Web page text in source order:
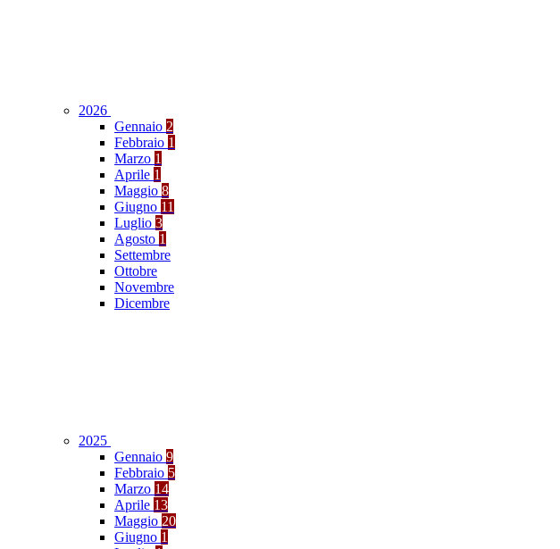
2026
Gennaio 2
Febbraio 1
Marzo 1
Aprile 1
Maggio 8
Giugno 11
Luglio 3
Agosto 1
Settembre
Ottobre
Novembre
Dicembre
2025
Gennaio 9
Febbraio 5
Marzo 14
Aprile 13
Maggio 20
Giugno 1